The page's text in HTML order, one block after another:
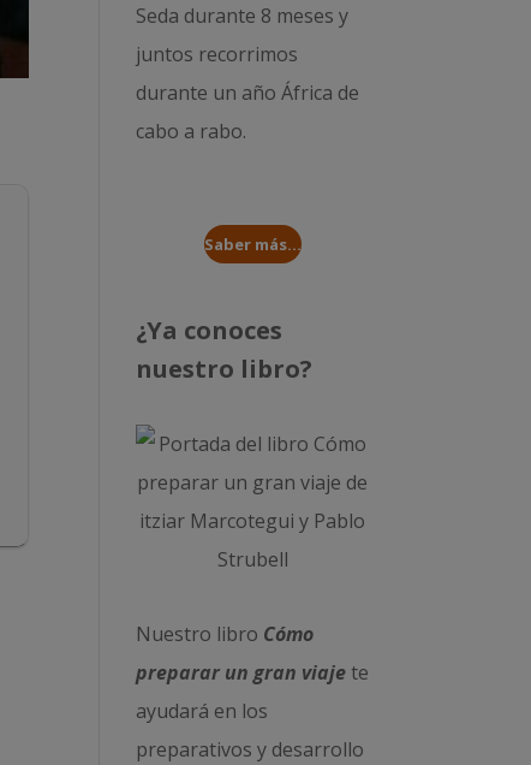
Seda durante 8 meses y
juntos recorrimos
durante un añoÁfrica de
cabo a rabo.
Saber más...
¿Ya conoces
nuestro libro?
Nuestro libro Cómo
preparar un gran viajete
ayudará en los
preparativos y desarrollo